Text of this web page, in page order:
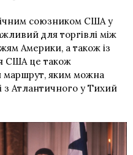
союзником США у
для торгівлі між
Америки, а також із
США це також
маршрут, яким можна
з Атлантичного у Тихий